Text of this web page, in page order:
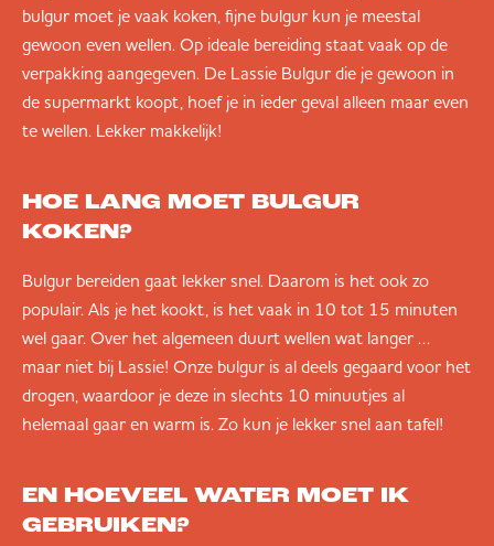
bulgur moet je vaak koken, fijne bulgur kun je meestal
gewoon even wellen. Op ideale bereiding staat vaak op de
verpakking aangegeven. De Lassie Bulgur die je gewoon in
de supermarkt koopt, hoef je in ieder geval alleen maar even
te wellen. Lekker makkelijk!
HOE LANG MOET BULGUR
KOKEN?
Bulgur bereiden gaat lekker snel. Daarom is het ook zo
populair. Als je het kookt, is het vaak in 10 tot 15 minuten
wel gaar. Over het algemeen duurt wellen wat langer …
maar niet bij Lassie! Onze bulgur is al deels gegaard voor het
drogen, waardoor je deze in slechts 10 minuutjes al
helemaal gaar en warm is. Zo kun je lekker snel aan tafel!
EN HOEVEEL WATER MOET IK
GEBRUIKEN?